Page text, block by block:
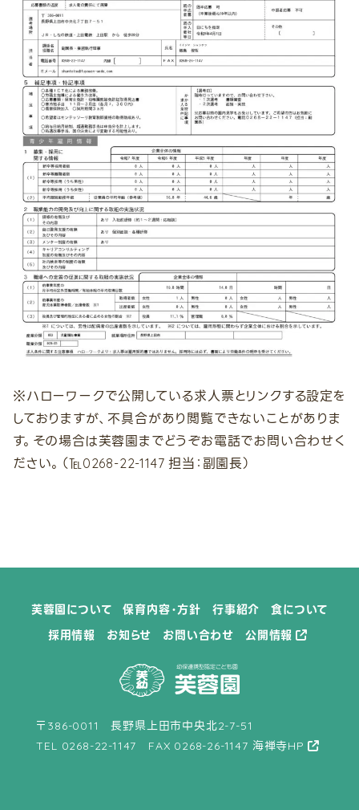
※ハローワークで公開している求人票とリンクする設定を
しておりますが、不具合があり閲覧できないことがありま
す。その場合は芙蓉園までどうぞお電話でお問い合わせく
ださい。（℡0268-22-1147 担当：副園長）
見学ご希望の方へ
採用情報
芙蓉園について 保育内容・方針 行事紹介
食について
採用情報
お知らせ お問い合わせ 公開情報
〒386-0011 長野県上田市中央北2-7-51
TEL 0268-22-1147 FAX 0268-26-1147 海禅寺HP